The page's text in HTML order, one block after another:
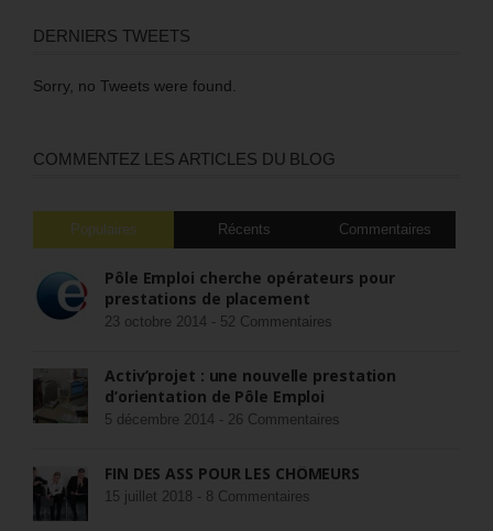
DERNIERS TWEETS
Sorry, no Tweets were found.
COMMENTEZ LES ARTICLES DU BLOG
Populaires Récents Commentaires
Pôle Emploi cherche opérateurs pour
prestations de placement
23 octobre 2014 - 52 Commentaires
Activ’projet : une nouvelle prestation
d’orientation de Pôle Emploi
5 décembre 2014 - 26 Commentaires
FIN DES ASS POUR LES CHÔMEURS
15 juillet 2018 - 8 Commentaires